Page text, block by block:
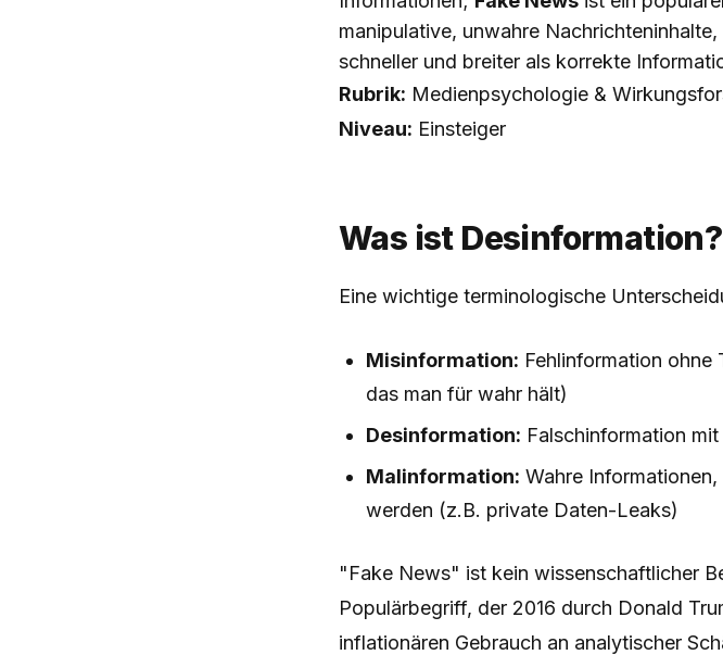
manipulative, unwahre
schneller und breiter als korrekte
Rubrik: Medienpsychologie &
Niveau: Einsteiger
Was ist Desinformation?
Eine wichtige terminologische
Misinformation: Fehlinformation
das man für wahr hält)
Desinformation: Falschinformation
Malinformation: Wahre
werden (z.B. private Daten-Leaks)
"Fake News" ist kein wissenschaftlicher
Populärbegriff, der 2016 durch Donald
inflationären Gebrauch an analytischer